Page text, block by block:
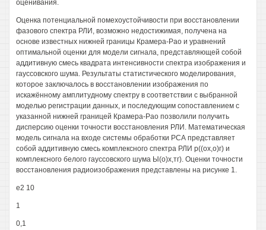
оценивания.
Оценка потенциальной помехоустойчивости при восстановлении
фазового спектра РЛИ, возможно недостижимая, получена на
основе известных нижней границы Крамера-Рао и уравнений
оптимальной оценки для модели сигнала, представляющей собой
аддитивную смесь квадрата интенсивности спектра изображения и
гауссовского шума. Результаты статистического моделирования,
которое заключалось в восстановлении изображения по
искажённому амплитудному спектру в соответствии с выбранной
моделью регистрации данных, и последующим сопоставлением с
указанной нижней границей Крамера-Рао позволили получить
дисперсию оценки точности восстановления РЛИ. Математическая
модель сигнала на входе системы обработки РСА представляет
собой аддитивную смесь комплексного спектра РЛИ р((ох,о)г) и
комплексного белого гауссовского шума Ы(о)х,тг). Оценки точности
восстановления радиоизображения представлены на рисунке 1.
е2 10
1
0,1